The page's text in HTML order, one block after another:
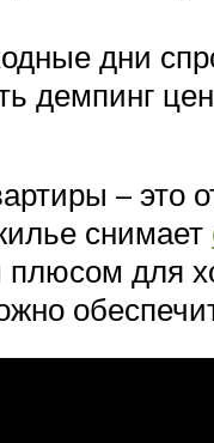
дни
демпинг
–
снимает
для